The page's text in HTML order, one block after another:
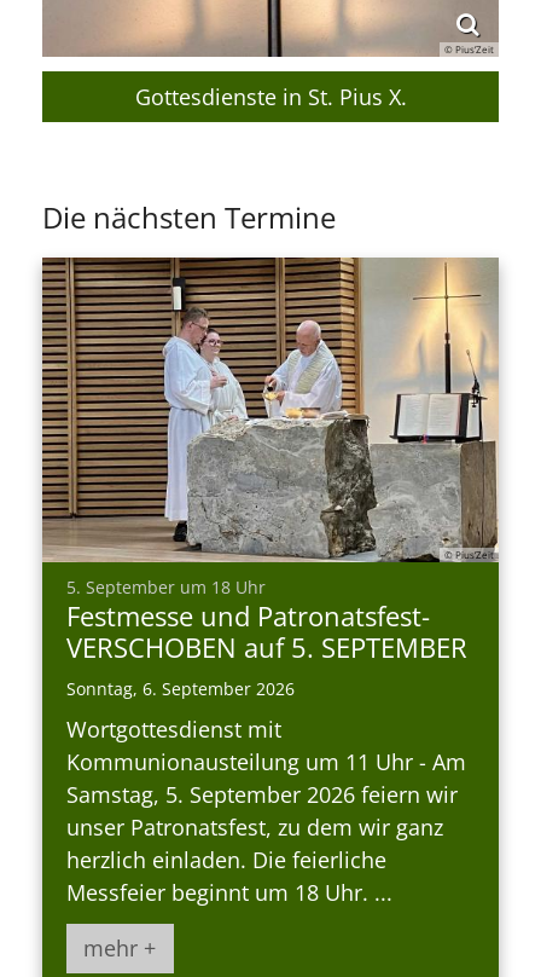
© Pius’Zeit
Gottesdienste in St. Pius X.
Die nächsten Termine
© Pius’Zeit
5. September um 18 Uhr:
Festmesse und Patronatsfest-
VERSCHOBEN auf 5. SEPTEMBER
Sonntag, 6. September 2026
Wortgottesdienst mit
Kommunionausteilung um 11 Uhr - Am
Samstag, 5. September 2026 feiern wir
unser Patronatsfest, zu dem wir ganz
herzlich einladen. Die feierliche
Messfeier beginnt um 18 Uhr. ...
mehr +